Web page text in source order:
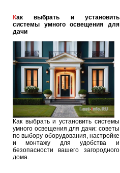
Как выбрать и установить
системы умного освещения для
дачи
Как выбрать и установить системы
умного освещения для дачи: советы
по выбору оборудования, настройке
и монтажу для удобства и
безопасности вашего загородного
дома.